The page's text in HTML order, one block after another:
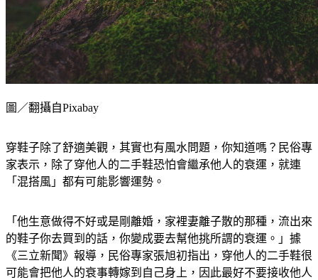
圖／翻攝自Pixabay
穿鞋子除了舒適美觀，其實也有風水問題，你知道嗎？民俗專
家表示，除了穿他人的二手鞋恐怕會繼承他人的衰運，就連
「混搭風」都有可能影響運勢。
「他生意做得不好或是剛離婚，家裡妻離子散的那種，流出來
的鞋子你去買到的話，你變成要去幫他挑所謂的衰運。」據
《三立新聞》報導，民俗專家張旭初指出，穿他人的二手鞋很
可能會把他人的衰事轉嫁到自己身上，因此最好不要接收他人